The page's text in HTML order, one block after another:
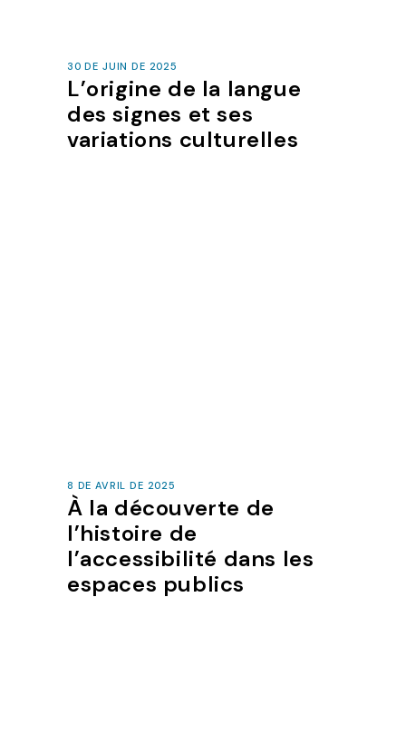
30 DE JUIN DE 2025
L’origine de la langue
des signes et ses
variations culturelles
8 DE AVRIL DE 2025
À la découverte de
l’histoire de
l’accessibilité dans les
espaces publics